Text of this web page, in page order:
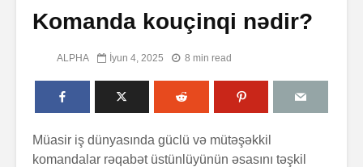
Komanda kouçinqi nədir?
ALPHA İyun 4, 2025 8 min read
Müasir iş dünyasında güclü və mütəşəkkil
komandalar rəqabət üstünlüyünün əsasını təşkil